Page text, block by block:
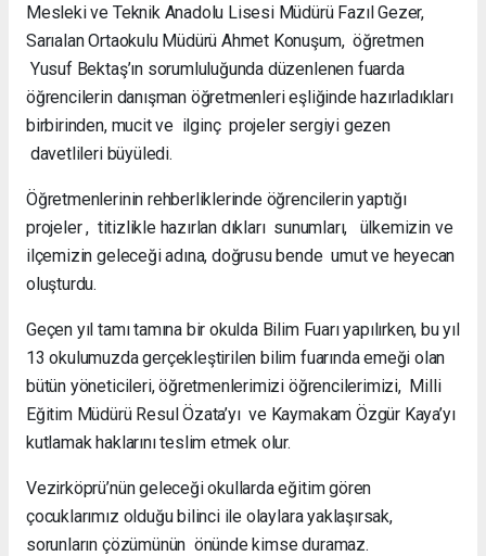
Mesleki ve Teknik Anadolu Lisesi Müdürü Fazıl Gezer,
Sarıalan Ortaokulu Müdürü Ahmet Konuşum, öğretmen
Yusuf Bektaş’ın sorumluluğunda düzenlenen fuarda
öğrencilerin danışman öğretmenleri eşliğinde hazırladıkları
birbirinden, mucit ve ilginç projeler sergiyi gezen
davetlileri büyüledi.
Öğretmenlerinin rehberliklerinde öğrencilerin yaptığı
projeler , titizlikle hazırlan dıkları sunumları, ülkemizin ve
ilçemizin geleceği adına, doğrusu bende umut ve heyecan
oluşturdu.
Geçen yıl tamı tamına bir okulda Bilim Fuarı yapılırken, bu yıl
13 okulumuzda gerçekleştirilen bilim fuarında emeği olan
bütün yöneticileri, öğretmenlerimizi öğrencilerimizi, Milli
Eğitim Müdürü Resul Özata’yı ve Kaymakam Özgür Kaya’yı
kutlamak haklarını teslim etmek olur.
Vezirköprü’nün geleceği okullarda eğitim gören
çocuklarımız olduğu bilinci ile olaylara yaklaşırsak,
sorunların çözümünün önünde kimse duramaz.